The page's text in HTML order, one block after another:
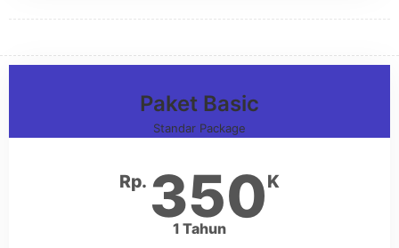
Paket Basic
Standar Package
Rp. 350K
1 Tahun